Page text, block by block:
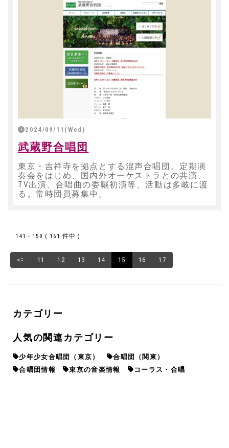
2024/09/11(Wed)
武蔵野合唱団
東京・吉祥寺を拠点とする混声合唱団。定期演
奏会をはじめ、国内外オーケストラとの共演、
TV出演、合唱曲の委嘱初演等、活動は多岐に渡
る。常時団員募集中。
141 - 150 ( 161 件中 )
<= 11 12 13 14 15 16 17
カテゴリー
人気の関連カテゴリー
少年少女合唱団（東京）
合唱団（関東）
合唱団情報
東京の音楽情報 コーラス・合唱